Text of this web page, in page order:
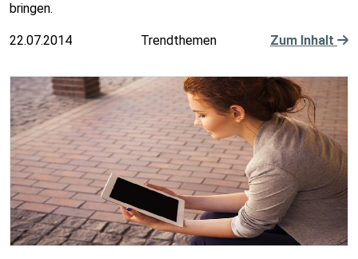
bringen.
22.07.2014 Trendthemen Zum Inhalt